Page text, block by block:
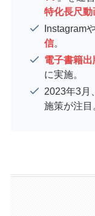
特化長尺
Instagram
信。
電子書籍出
に実施。
2023年3月、
施策が注目